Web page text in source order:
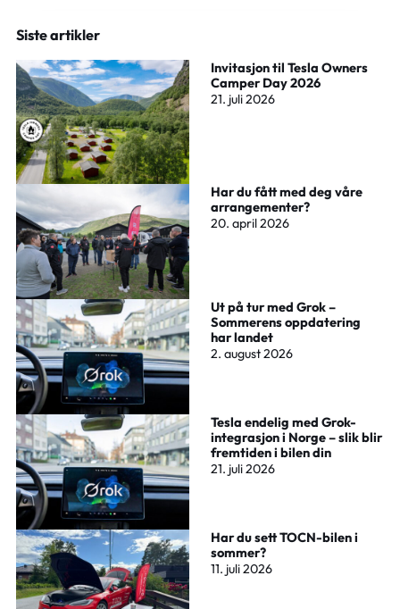
Siste artikler
Invitasjon til Tesla Owners
Camper Day 2026
21. juli 2026
Har du fått med deg våre
arrangementer?
20. april 2026
Ut på tur med Grok –
Sommerens oppdatering
har landet
2. august 2026
Tesla endelig med Grok-
integrasjon i Norge – slik blir
fremtiden i bilen din
21. juli 2026
Har du sett TOCN-bilen i
sommer?
11. juli 2026